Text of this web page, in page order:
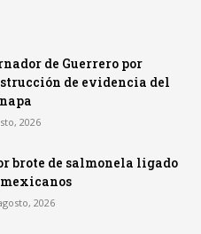
de Guerrero por
de evidencia del
2026
brote de salmonela ligado
2026